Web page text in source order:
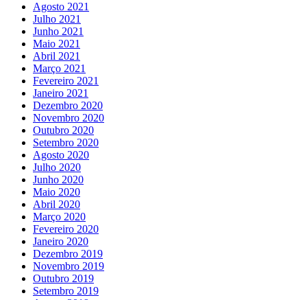
Agosto 2021
Julho 2021
Junho 2021
Maio 2021
Abril 2021
Março 2021
Fevereiro 2021
Janeiro 2021
Dezembro 2020
Novembro 2020
Outubro 2020
Setembro 2020
Agosto 2020
Julho 2020
Junho 2020
Maio 2020
Abril 2020
Março 2020
Fevereiro 2020
Janeiro 2020
Dezembro 2019
Novembro 2019
Outubro 2019
Setembro 2019